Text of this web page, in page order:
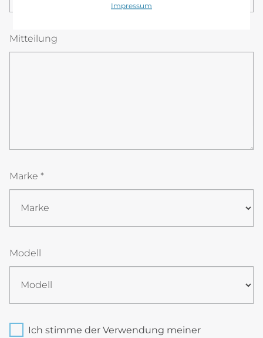
Impressum
Mitteilung
Marke *
Modell
Ich stimme der Verwendung meiner